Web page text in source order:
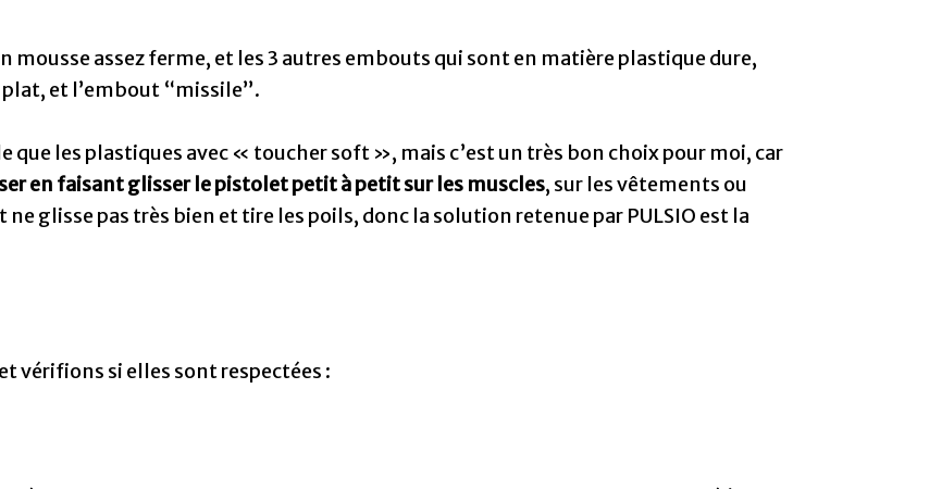
mousse assez ferme, et les 3 autres embouts qui sont en matière plastique dure,
et l’embout “missile”.
les plastiques avec « toucher soft », mais c’est un très bon choix pour moi, car
en faisant glisser le pistolet petit à petit sur les muscles, sur les vêtements ou
glisse pas très bien et tire les poils, donc la solution retenue par PULSIO est la
vérifions si elles sont respectées :